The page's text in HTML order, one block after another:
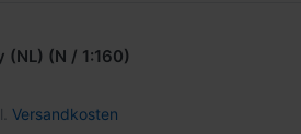
(NL) (N / 1:160)
Versandkosten